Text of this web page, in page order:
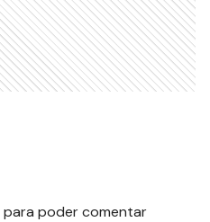
para poder comentar